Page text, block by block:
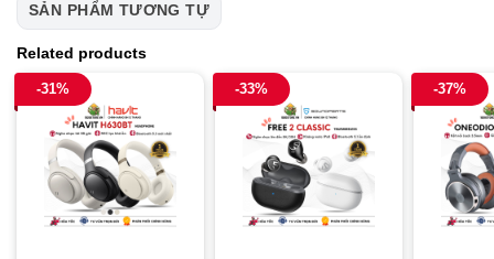
SẢN PHẨM TƯƠNG TỰ
Related products
-31% -33% -37%